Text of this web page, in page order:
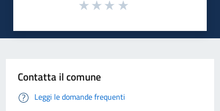
Contatta il comune
Leggi le domande frequenti